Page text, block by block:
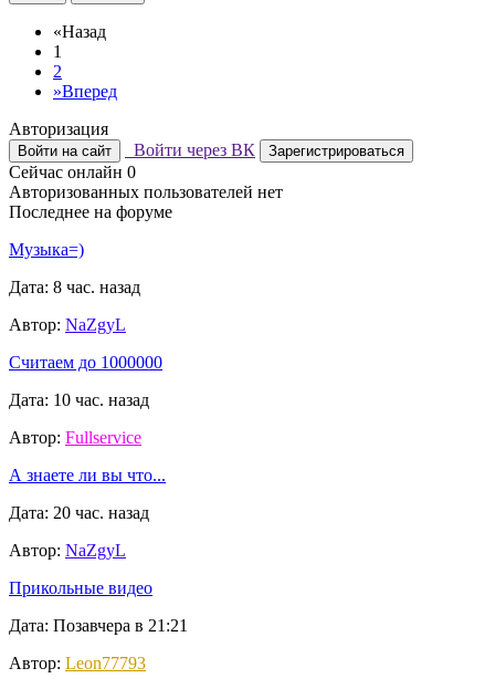
«Назад
1
2
»Вперед
Авторизация
Войти на сайт Войти через ВК Зарегистрироваться
Сейчас онлайн 0
Авторизованных пользователей нет
Последнее на форуме
Музыка=)
Дата: 8 час. назад
Автор: NaZgyL
Считаем до 1000000
Дата: 10 час. назад
Автор: Fullservice
А знаете ли вы что...
Дата: 20 час. назад
Автор: NaZgyL
Прикольные видео
Дата: Позавчера в 21:21
Автор: Leon77793